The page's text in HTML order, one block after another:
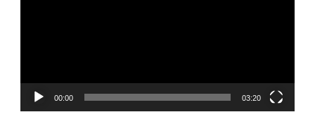
00:00 03:20